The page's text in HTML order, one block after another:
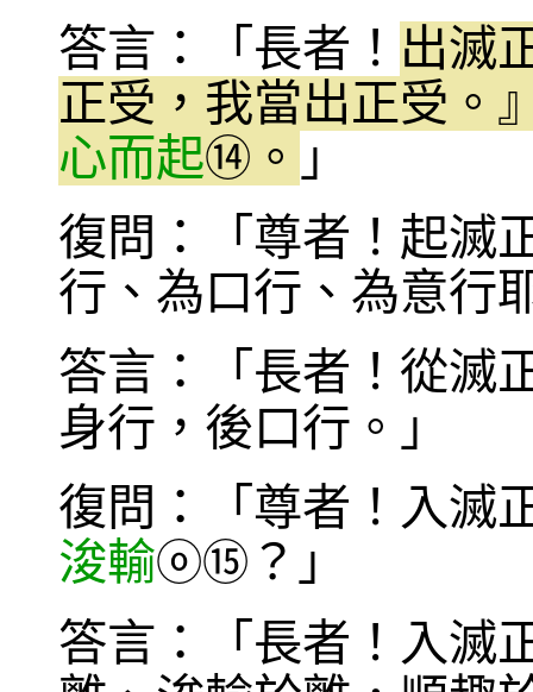
答言：「長者！ 出滅
正受，我當出正受。
心而起⑭ 。 」
復問：「尊者！起滅
行、為口行、為意行
答言：「長者！從滅
身行，後口行。」
復問：「尊者！入滅
浚輸ⓞ⑮ ？」
答言：「長者！入滅